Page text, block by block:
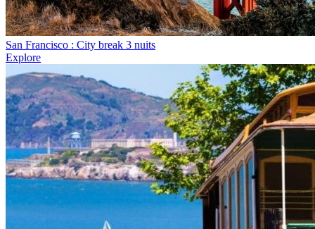
San Francisco : City break 3 nuits
Explore